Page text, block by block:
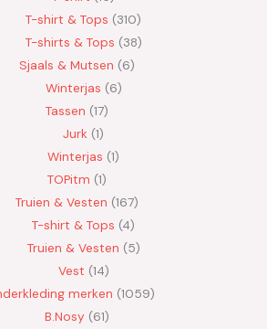
T-shirt & Tops 310
T-shirts & Tops 38
Sjaals & Mutsen 6
Winterjas 6
Tassen 17
Jurk 1
Winterjas 1
TOPitm 1
Truien & Vesten 167
T-shirt & Tops 4
Truien & Vesten 5
Vest 14
merken 1059
B.Nosy 61